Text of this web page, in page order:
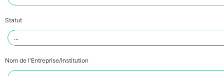
Statut
Nom de l'Entreprise/Institution